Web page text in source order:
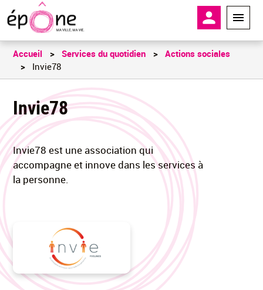
principal
En-tête -
Accueil Services du quotidien
Actions sociales
Invie78
Invie78
Invie78 est une association qui
accompagne et innove dans les services à
la personne.